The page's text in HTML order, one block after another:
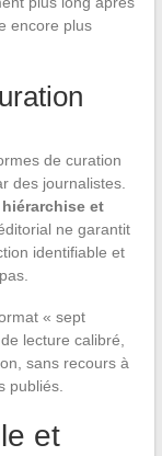
encore plus
de curation
des journalistes.
et
ne garantit
identifiable et
« sept
lecture calibré,
sans recours à
publiés.
et